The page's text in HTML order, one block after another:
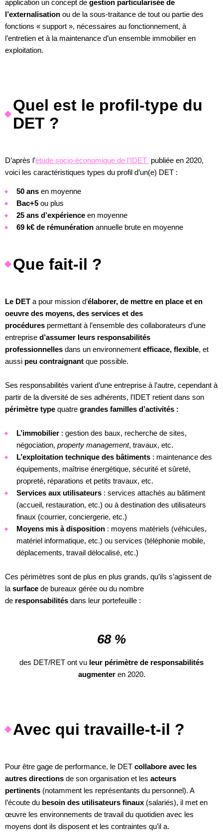
application un concept de gestion particularisée de
l’externalisation ou de la sous-traitance de tout ou partie des
fonctions « support », nécessaires au fonctionnement, à
l’entretien et à la maintenance d’un ensemble immobilier en
exploitation.
Quel est le profil-type du
DET ?
D’après l’étude socio-économique de l’IDET publiée en 2020,
voici les caractéristiques types du profil d’un(e) DET :
50 ans en moyenne
Bac+5 ou plus
25 ans d’expérience en moyenne
69 k€ de rémunération annuelle brute en moyenne
Que fait-il ?
Le DET a pour mission d’élaborer, de mettre en place et en
oeuvre des moyens, des services et des
procédures permettant à l’ensemble des collaborateurs d’une
entreprise d’assumer leurs responsabilités
professionnelles dans un environnement efficace, flexible, et
aussi peu contraignant que possible.
Ses responsabilités varient d’une entreprise à l’autre, cependant à
partir de la diversité de ses adhérents, l’IDET retient dans son
périmètre type quatre grandes familles d’activités :
L’immobilier : gestion des baux, recherche de sites,
négociation, property management, travaux, etc.
L’exploitation technique des bâtiments : maintenance des
équipements, maîtrise énergétique, sécurité et sûreté,
propreté, réparations et petits travaux, etc.
Services aux utilisateurs : services attachés au bâtiment
(accueil, restauration, etc.) ou à destination des utilisateurs
finaux (courrier, conciergerie, etc.)
Moyens mis à disposition : moyens matériels (véhicules,
matériel informatique, etc.) ou services (téléphonie mobile,
déplacements, travail délocalisé, etc.)
Ces périmètres sont de plus en plus grands, qu’ils s’agissent de
la surface de bureaux gérée ou du nombre
de responsabilités dans leur portefeuille :
68 %
des DET/RET ont vu leur périmètre de responsabilités
augmenter en 2020.
Avec qui travaille-t-il ?
Pour être gage de performance, le DET collabore avec les
autres directions de son organisation et les acteurs
pertinents (notamment les représentants du personnel). A
l’écoute du besoin des utilisateurs finaux (salariés), il met en
œuvre les environnements de travail du quotidien avec les
moyens dont ils disposent et les contraintes qu’il a.